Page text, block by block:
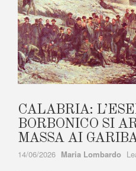
CALABRIA:
BORBONICO SI
MASSA AI
14/06/2026 Author
Maria Lombardo